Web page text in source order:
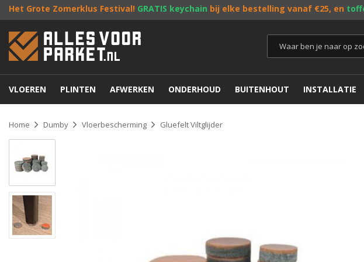
Het Grote Zomerklus Festival! GRATIS keychain bij elke bestelling vanaf €25, en
VLOEREN PLINTEN AFWERKEN ONDERHOUD BUITENHOUT INSTALLATIE
Home Dumby Vloerbescherming Gluefelt Viltglijder